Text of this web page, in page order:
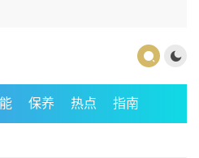
保养 热点 指南